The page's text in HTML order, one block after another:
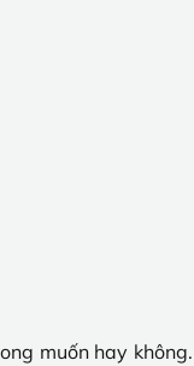
muốn hay không.